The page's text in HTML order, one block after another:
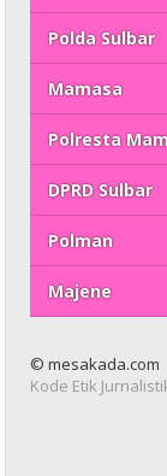
Polda Sulbar
Mamasa
Polresta
DPRD Sulbar
Polman
Majene
© mesakada.com
Kode Etik